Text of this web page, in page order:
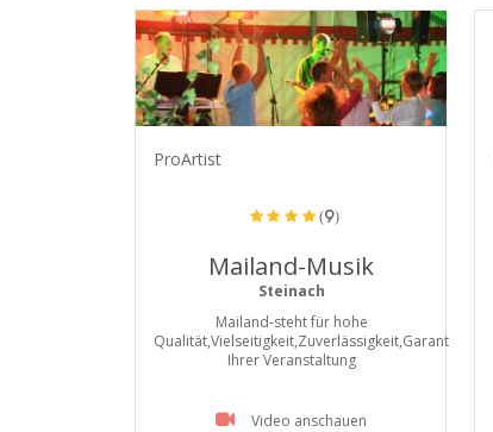
ProArtist
(9)
Mailand-Musik
Steinach
Mailand-steht für hohe
Qualität,Vielseitigkeit,Zuverlässigkeit,Garant
Ihrer Veranstaltung
Video anschauen